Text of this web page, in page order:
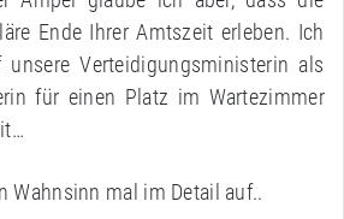
Ende Ihrer Amtszeit erleben. Ich
Verteidigungsministerin als
für einen Platz im Wartezimmer
Wahnsinn mal im Detail auf..